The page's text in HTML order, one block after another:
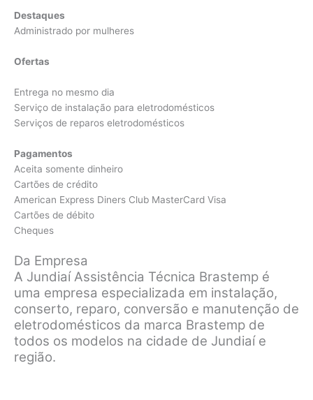
Destaques
Administrado por mulheres
Ofertas
Entrega no mesmo dia
Serviço de instalação para eletrodomésticos
Serviços de reparos eletrodomésticos
Pagamentos
Aceita somente dinheiro
Cartões de crédito
American Express Diners Club MasterCard Visa
Cartões de débito
Cheques
Da Empresa
A Jundiaí Assistência Técnica Brastemp é
uma empresa especializada em instalação,
conserto, reparo, conversão e manutenção de
eletrodomésticos da marca Brastemp de
todos os modelos na cidade de Jundiaí e
região.